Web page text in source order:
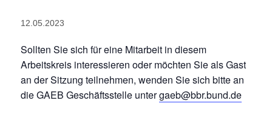
12.05.2023
Sollten Sie sich für eine Mitarbeit in diesem
Arbeitskreis interessieren oder möchten Sie als Gast
an der Sitzung teilnehmen, wenden Sie sich bitte an
die GAEB Geschäftsstelle untergaeb@bbr.bund.de